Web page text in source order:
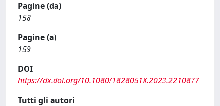
Pagine (da)
158
Pagine (a)
159
DOI
https://dx.doi.org/10.1080/1828051X.2023.2210877
Tutti gli autori